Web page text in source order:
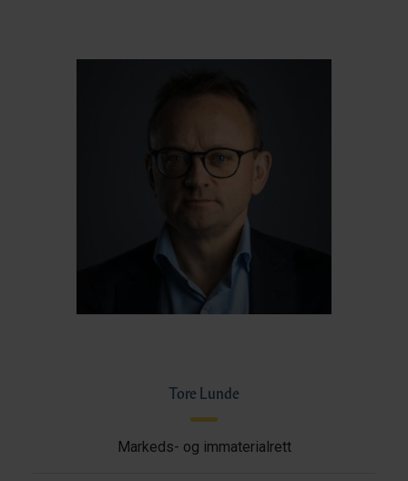
Tore Lunde
Markeds- og immaterialrett